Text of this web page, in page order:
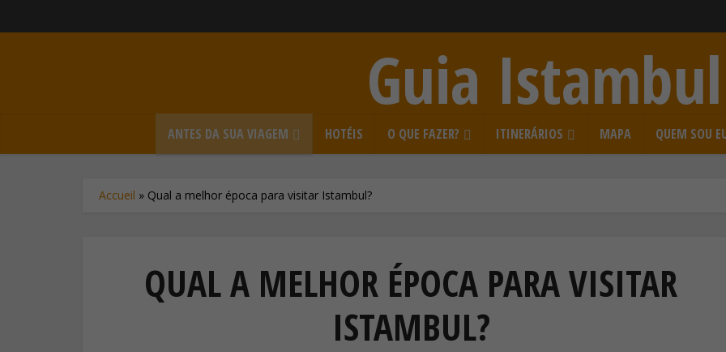
Guia Istambul
ANTES DA SUA VIAGEM HOTÉIS O QUE FAZER? ITINERÁRIOS MAPA QUEM SOU
Accueil » Qual a melhor época para visitar Istambul?
QUAL A MELHOR ÉPOCA PARA VISITAR
ISTAMBUL?